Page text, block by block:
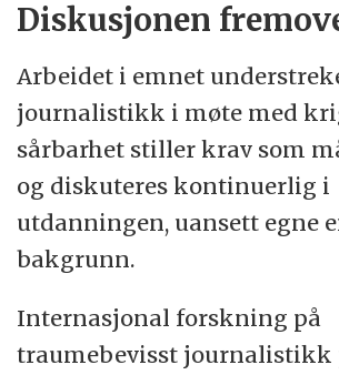
Diskusjonen
Arbeidet i emnet
journalistikk i møte med
sårbarhet stiller krav som
og diskuteres kontinuerlig i
utdanningen, uansett egne
bakgrunn.
Internasjonal forskning på
traumebevisst journalistikk